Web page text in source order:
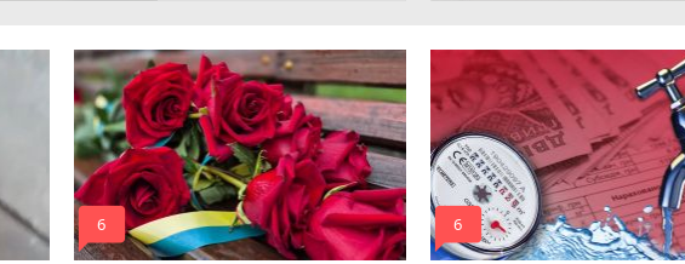
mode_comment
6 mode_comment
6